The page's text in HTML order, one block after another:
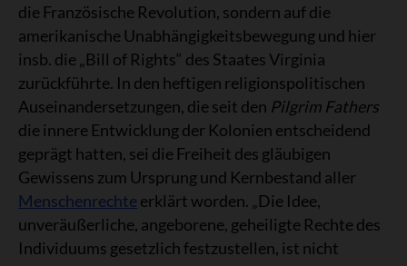
die Französische Revolution, sondern auf die
amerikanische Unabhängigkeitsbewegung und hier
insb. die „Bill of Rights“ des Staates Virginia
zurückführte. In den heftigen religionspolitischen
Auseinandersetzungen, die seit den Pilgrim Fathers
die innere Entwicklung der Kolonien entscheidend
geprägt hatten, sei die Freiheit des gläubigen
Gewissens zum Ursprung und Kernbestand aller
Menschenrechteerklärt worden. „Die Idee,
unveräußerliche, angeborene, geheiligte Rechte des
Individuums gesetzlich festzustellen, ist nicht